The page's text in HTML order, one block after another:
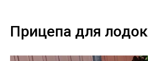
Прицепа для лодок